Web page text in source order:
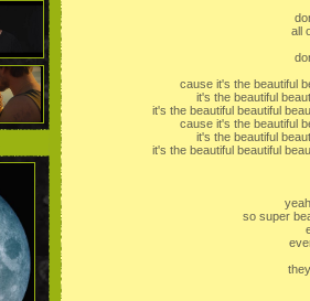
all
cause it's the beautiful
it's the beautiful
it's the beautiful beautiful
cause it's the beautiful
it's the beautiful
it's the beautiful beautiful
so super